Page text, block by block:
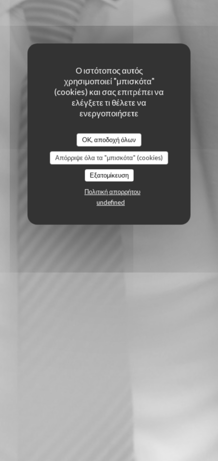
Ο ιστότοπος αυτός
χρησιμοποιεί "μπισκότα"
(cookies) και σας επιτρέπει να
ελέγξετε τι θέλετε να
ενεργοποιήσετε
OK, αποδοχή όλων
Απόρριψε όλα τα "μπισκότα" (cookies)
Εξατομίκευση
Πολιτική απορρήτου
undefined